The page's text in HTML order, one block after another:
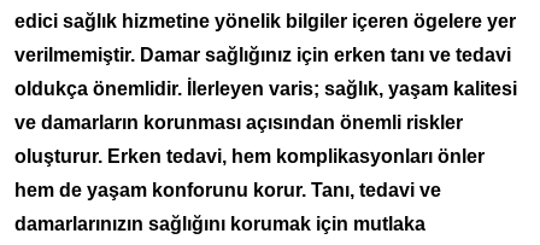
edici sağlık hizmetine yönelik bilgiler içeren ögelere yer
verilmemiştir. Damar sağlığınız için erken tanı ve tedavi
oldukça önemlidir. İlerleyen varis; sağlık, yaşam kalitesi
ve damarların korunması açısından önemli riskler
oluşturur. Erken tedavi, hem komplikasyonları önler
hem de yaşam konforunu korur. Tanı, tedavi ve
damarlarınızın sağlığını korumak için mutlaka